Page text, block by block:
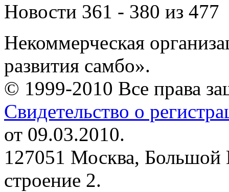
Новости 361 - 380 из 477
Некоммерческая
развития самбо».
© 1999-2010 Все права
Свидетельство о
от 09.03.2010.
127051 Москва, Большой
строение 2.